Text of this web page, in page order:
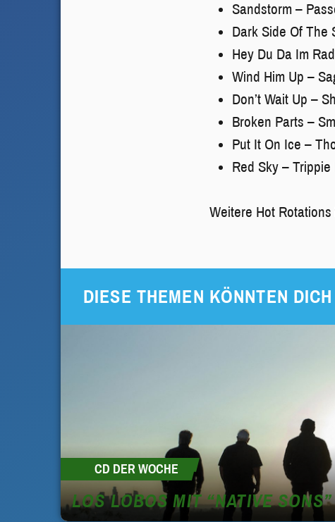
Sandstorm –
Dark Side Of The
Hey Du Da Im
Wind Him Up –
Don’t Wait Up –
Broken Parts –
Put It On Ice –
Red Sky –
Weitere Hot
DIESE THEMEN KÖNNTEN
CD DER WOCHE
LOS LOBOS MIT “NATIVE SONS”